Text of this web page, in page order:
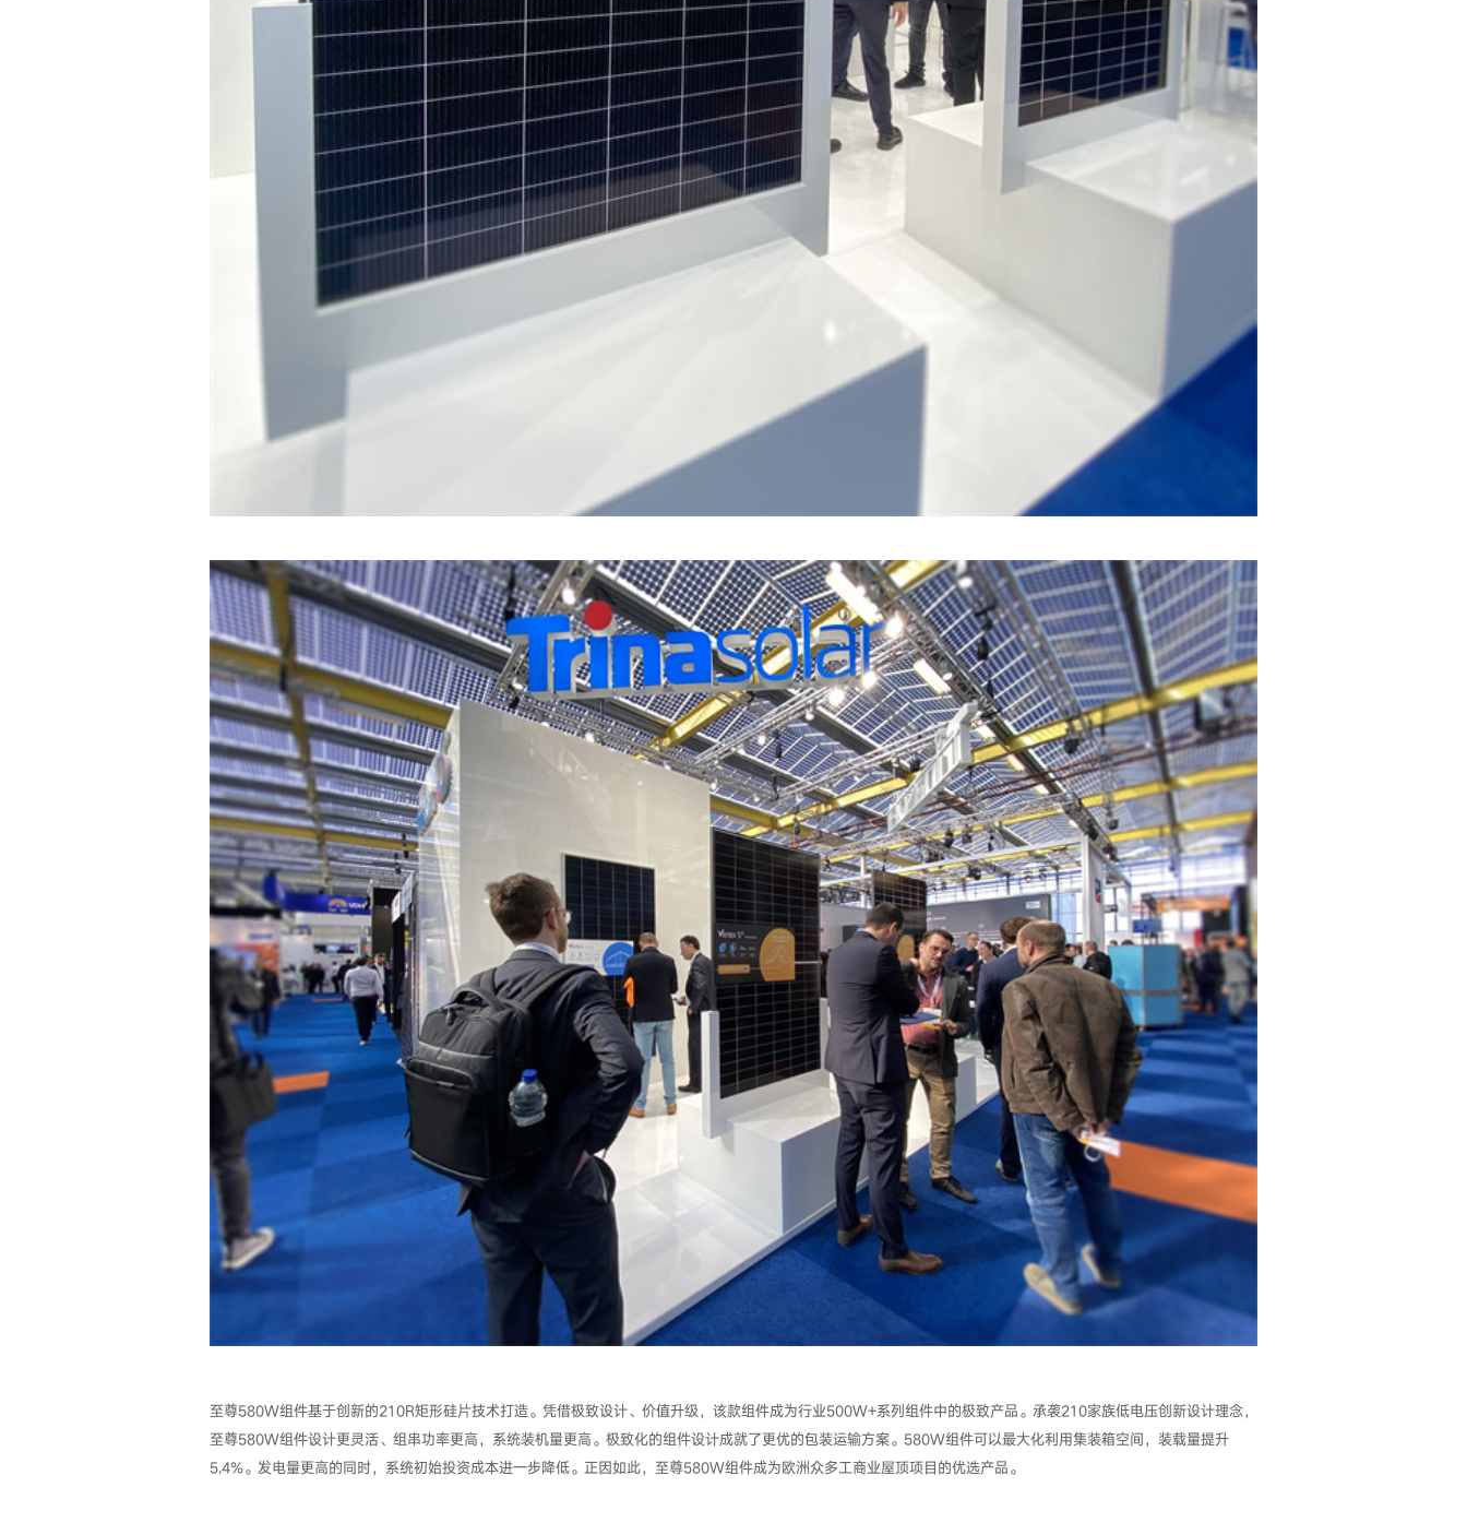
至尊580W组件基于创新的210R矩形硅片技术打造。凭借极致设计、价值升级，该款组件成为行业500W+系列组件中的极致产品。承袭210家族低电压创新设计理念，
至尊580W组件设计更灵活、组串功率更高，系统装机量更高。极致化的组件设计成就了更优的包装运输方案。580W组件可以最大化利用集装箱空间，装载量提升
5.4%。发电量更高的同时，系统初始投资成本进一步降低。正因如此，至尊580W组件成为欧洲众多工商业屋顶项目的优选产品。